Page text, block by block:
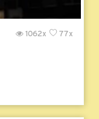
77x
1062x